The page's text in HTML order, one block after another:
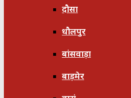
दौसा
धौलपुर
बांसवाड़ा
बाड़मेर